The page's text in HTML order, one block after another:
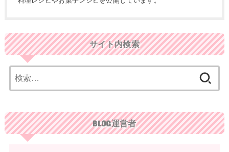
サイト内検索
索:
BLOG運営者